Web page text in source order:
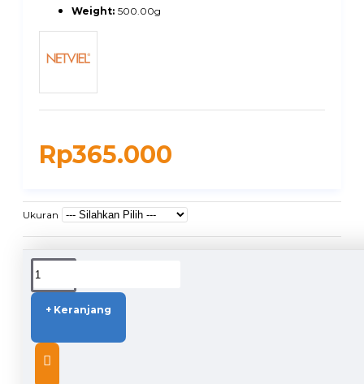
Rp365.000
Weight: 500.00g
Ukuran
+ Keranjang
DUKUNGAN PENGIRIMAN